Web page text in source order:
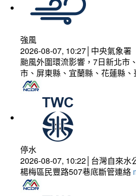
強風
2026-08-07, 10:27│中央氣象署
颱風外圍環流影響，7日新北市
市、屏東縣、宜蘭縣、花蓮縣
停水
2026-08-07, 10:22│台灣自來水
楊梅區民豐路507巷底斷管連絡